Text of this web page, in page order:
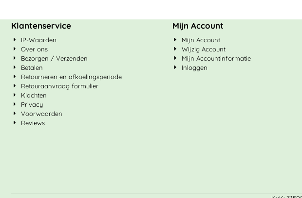
Klantenservice
IP-Waarden
Over ons
Bezorgen / Verzenden
Betalen
Retourneren en afkoelingsperiode
Retouraanvraag formulier
Klachten
Privacy
Voorwaarden
Reviews
Mijn Account
Mijn Account
Wijzig Account
Mijn Accountinformatie
Inloggen